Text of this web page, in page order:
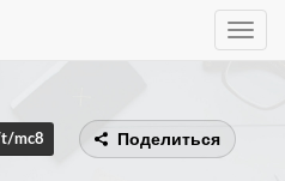
Toggle
t/mc8 Поделиться